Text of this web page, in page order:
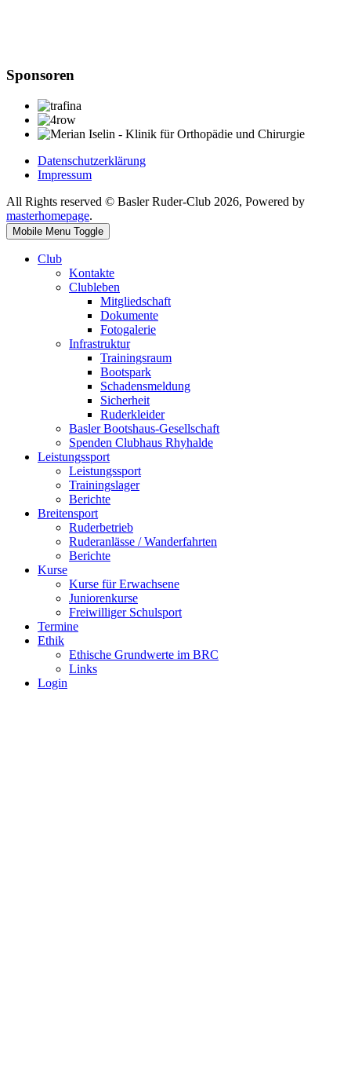
Sponsoren
Datenschutzerklärung
Impressum
All Rights reserved © Basler Ruder-Club 2026, Powered by
masterhomepage.
Mobile Menu Toggle
Club
Kontakte
Clubleben
Mitgliedschaft
Dokumente
Fotogalerie
Infrastruktur
Trainingsraum
Bootspark
Schadensmeldung
Sicherheit
Ruderkleider
Basler Bootshaus-Gesellschaft
Spenden Clubhaus Rhyhalde
Leistungssport
Leistungssport
Trainingslager
Berichte
Breitensport
Ruderbetrieb
Ruderanlässe / Wanderfahrten
Berichte
Kurse
Kurse für Erwachsene
Juniorenkurse
Freiwilliger Schulsport
Termine
Ethik
Ethische Grundwerte im BRC
Links
Login